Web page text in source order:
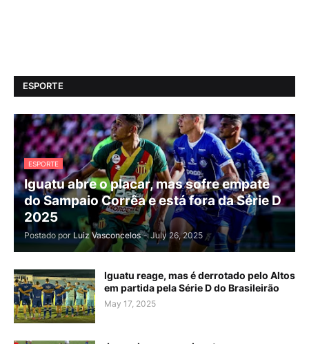
ESPORTE
ESPORTE
Iguatu abre o placar, mas sofre empate
do Sampaio Corrêa e está fora da Série D
2025
Postado por Luiz Vasconcelos - July 26, 2025
Iguatu reage, mas é derrotado pelo Altos
em partida pela Série D do Brasileirão
May 17, 2025